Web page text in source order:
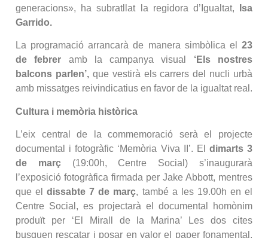
generacions», ha subratllat la regidora d’Igualtat,
Isa
Garrido.
La programació arrancarà de manera simbòlica el 23
de febrer amb la campanya visual ‘Els nostres
balcons parlen’,que vestirà els carrers del nucli urbà
amb missatges reivindicatius en favor de la igualtat real.
Cultura i memòria històrica
L’eix central de la commemoració serà el projecte
documental i fotogràfic ‘Memòria Viva II’. El dimarts 3
de març(19:00h, Centre Social) s’inaugurarà
l’exposició fotogràfica firmada per Jake Abbott, mentres
que eldissabte 7 de març, també a les 19.00h en el
Centre Social, es projectarà el documental homònim
produït per ‘El Mirall de la Marina’ Les dos cites
busquen rescatar i posar en valor el paper fonamental,